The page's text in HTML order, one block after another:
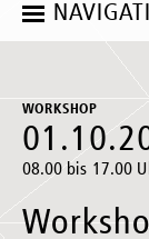
WORKSHOP
08.00 bis 17.00